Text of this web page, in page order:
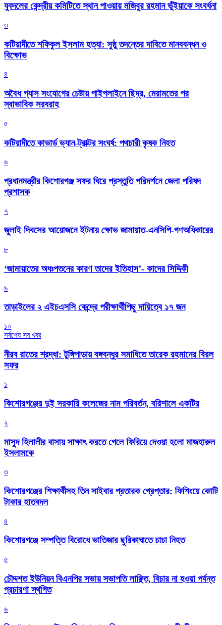
যুবদলের কেন্দ্রীয় কমিটিতে স্থান পাওয়ায় মজিবুর রহমান ভুঁইয়াকে সংবর্ধনা
৩
কটিয়াদীতে শফিকুল ইসলাম হত্যা: সুষ্ঠু তদন্তের দাবিতে মানববন্ধন ও
বিক্ষোভ
৪
অবৈধ গ্যাস সংযোগের চেষ্টায় পাইপলাইনে ছিদ্র, মেরামতের পর
স্বাভাবিক সরবরাহ
৫
কটিয়াদীতে কাভার্ড ভ্যান-ট্রাক্টর সংঘর্ষ: পথচারী কৃষক নিহত
৬
প্রধানমন্ত্রীর কিশোরগঞ্জ সফর ঘিরে প্রস্তুতি পরিদর্শনে জেলা পরিষদ
প্রশাসক
৭
জুলাই দিবসের আয়োজনে ইটনায় ক্ষোভ জামায়াত-এনসিপি-গণঅধিকারের
৮
‘জামায়াতের অধঃপতনের কারণ তাদের ইতিহাস’- কাদের সিদ্দিকী
৯
তাড়াইলের ২ এইচএসসি কেন্দ্রে পরীক্ষার্থীপিছু দায়িত্বে ১৭ জন
১০
সর্বশেষ সব খবর
নীরব রাতের শ্রদ্ধা: টুঙ্গিপাড়ায় বঙ্গবন্ধুর সমাধিতে তারেক রহমানের বিরল
সফর
১
কিশোরগঞ্জের দুই সরকারি কলেজের নাম পরিবর্তন, বরিশালে একটির
২
মাসুদ হিলালীর বাসায় সাক্ষাৎ করতে গেলে ফিরিয়ে দেওয়া হলো মাজহারুল
ইসলামকে
৩
কিশোরগঞ্জের শিক্ষার্থীসহ তিন সাইবার প্রতারক গ্রেপ্তার: ফিশিংয়ে কোটি
টাকার হাতবদল
৪
কিশোরগঞ্জে সম্পত্তি বিরোধে ভাতিজার ছুরিকাঘাতে চাচা নিহত
৫
চৌদ্দশত ইউনিয়ন বিএনপির সভায় সভাপতি লাঞ্ছিত, বিচার না হওয়া পর্যন্ত
প্রচারণা স্থগিত
৬